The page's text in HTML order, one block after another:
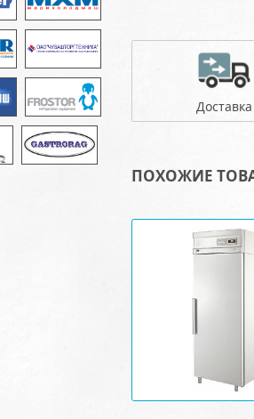
Доставка
ПОХОЖИЕ